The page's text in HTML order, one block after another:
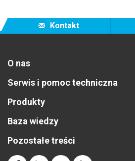
Kontakt
O nas
Serwis i pomoc techniczna
Produkty
Baza wiedzy
Pozostałe treści